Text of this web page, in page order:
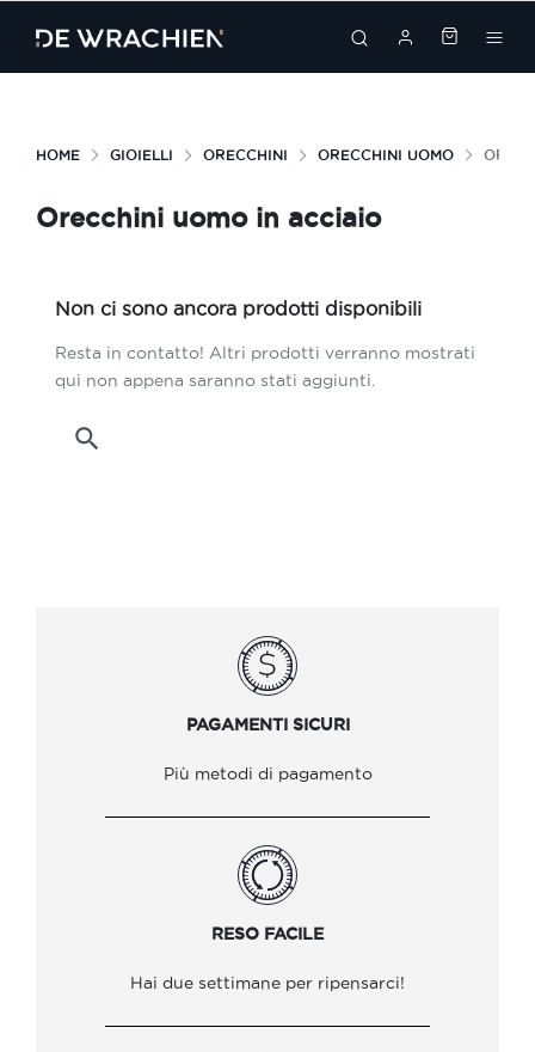
search
HOME GIOIELLI ORECCHINI ORECCHINI UOMO
Orecchini uomo in acciaio
Non ci sono ancora prodotti disponibili
Resta in contatto! Altri prodotti verranno mostrati
qui non appena saranno stati aggiunti.
search
PAGAMENTI SICURI
Più metodi di pagamento
RESO FACILE
Hai due settimane per ripensarci!